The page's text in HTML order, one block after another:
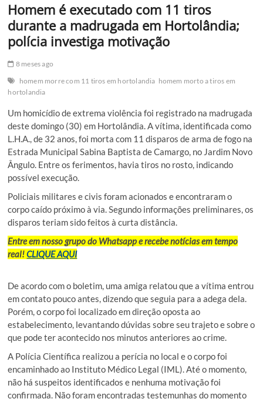
Homem é executado com 11 tiros
durante a madrugada em Hortolândia;
polícia investiga motivação
8 meses ago
homem morre com 11 tiros em hortolandia homem morto a tiros em
hortolandia
Um homicídio de extrema violência foi registrado na madrugada
deste domingo (30) em Hortolândia. A vítima, identificada como
L.H.A., de 32 anos, foi morta com 11 disparos de arma de fogo na
Estrada Municipal Sabina Baptista de Camargo, no Jardim Novo
Ângulo. Entre os ferimentos, havia tiros no rosto, indicando
possível execução.
Policiais militares e civis foram acionados e encontraram o
corpo caído próximo à via. Segundo informações preliminares, os
disparos teriam sido feitos à curta distância.
Entre em nosso grupo do Whatsapp e recebe notícias em tempo
real!CLIQUE AQUI
De acordo com o boletim, uma amiga relatou que a vítima entrou
em contato pouco antes, dizendo que seguia para a adega dela.
Porém, o corpo foi localizado em direção oposta ao
estabelecimento, levantando dúvidas sobre seu trajeto e sobre o
que pode ter acontecido nos minutos anteriores ao crime.
A Polícia Científica realizou a perícia no local e o corpo foi
encaminhado ao Instituto Médico Legal (IML). Até o momento,
não há suspeitos identificados e nenhuma motivação foi
confirmada. Não foram encontradas testemunhas do momento